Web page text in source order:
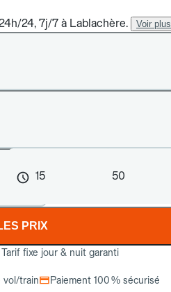
24, 7j/7 à Lablachère. Voir plus
15 50
PRIX
Tarif fixe jour & nuit garanti
vol/train
Paiement 100 % sécurisé